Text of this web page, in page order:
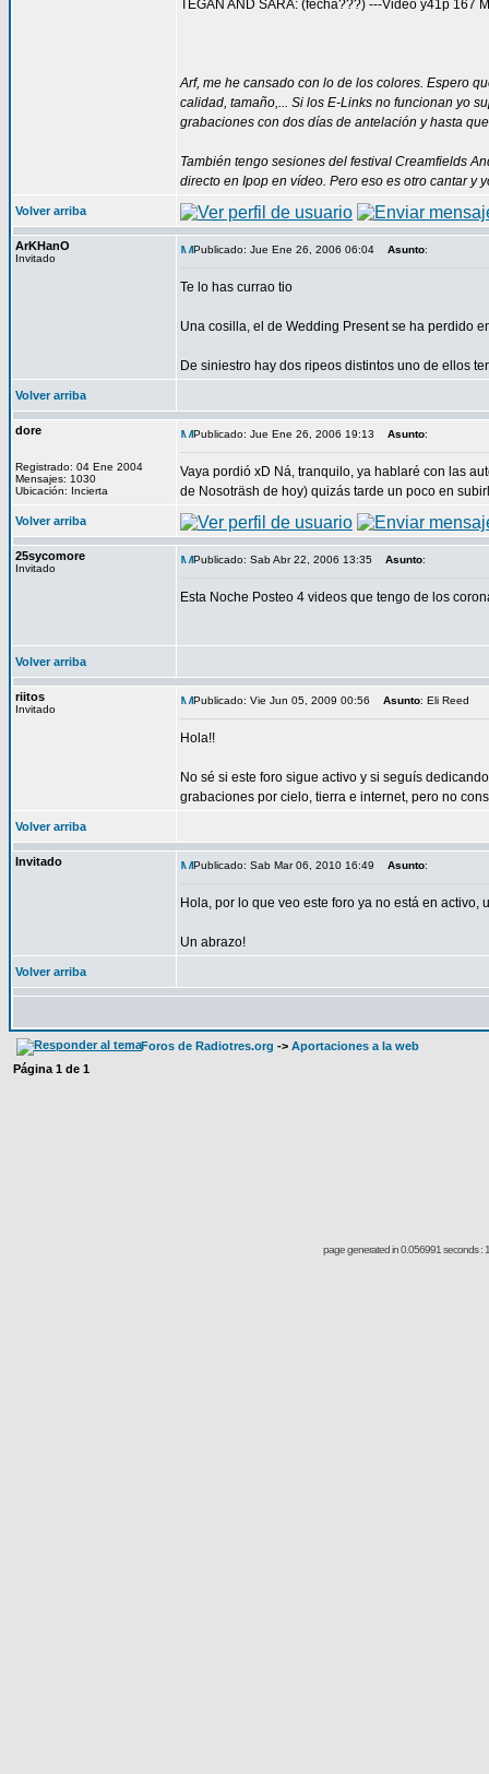
TEGAN AND SARA: (fecha???) ---Video y41p 167
Arf, me he cansado con lo de los colores. Espero
calidad, tamaño,... Si los E-Links no funcionan yo
grabaciones con dos días de antelación y hasta
También tengo sesiones del festival Creamfields
directo en Ipop en vídeo. Pero eso es otro cantar y
Volver arriba
ArKHanO
Invitado
Publicado: Jue Ene 26, 2006 06:04 Asunto:
Te lo has currao tio
Una cosilla, el de Wedding Present se ha perdido
De siniestro hay dos ripeos distintos uno de ellos
Volver arriba
dore
Registrado: 04 Ene 2004
Mensajes: 1030
Ubicación: Incierta
Publicado: Jue Ene 26, 2006 19:13 Asunto:
Vaya pordió xD Ná, tranquilo, ya hablaré con las
de Nosoträsh de hoy) quizás tarde un poco en
Volver arriba
25sycomore
Invitado
Publicado: Sab Abr 22, 2006 13:35 Asunto:
Esta Noche Posteo 4 videos que tengo de los
Volver arriba
riitos
Invitado
Publicado: Vie Jun 05, 2009 00:56 Asunto: Eli Reed
Hola!!
No sé si este foro sigue activo y si seguís
grabaciones por cielo, tierra e internet, pero no
Volver arriba
Invitado Publicado: Sab Mar 06, 2010 16:49 Asunto:
Hola, por lo que veo este foro ya no está en
Un abrazo!
Volver arriba
Foros de Radiotres.org -> Aportaciones a la web
Página 1 de 1
page generated in 0.056991 seconds :